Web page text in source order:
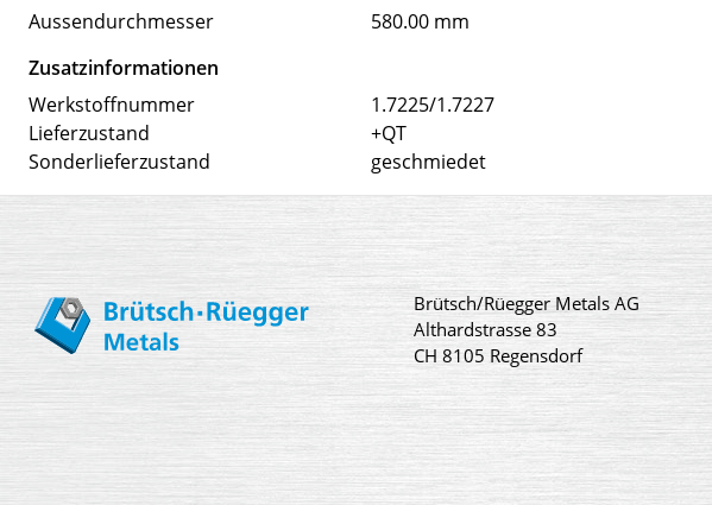
Aussendurchmesser
580.00 mm
Zusatzinformationen
Werkstoffnummer
1.7225/1.7227
Lieferzustand
+QT
Sonderlieferzustand
geschmiedet
Brütsch/Rüegger Metals AG
Althardstrasse 83
CH 8105 Regensdorf